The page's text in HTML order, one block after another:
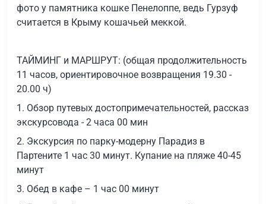
фото у памятника кошке Пенелоппе, ведь Гурзуф
считается в Крыму кошачьей меккой.
ТАЙМИНГ и МАРШРУТ: (общая продолжительность
11 часов, ориентировочное возвращения 19.30 -
20.00 ч)
1. Обзор путевых достопримечательностей, рассказ
экскурсовода - 2 часа 00 мин
2. Экскурсия по парку-модерну Парадиз в
Партените 1 час 30 минут. Купание на пляже 40-45
минут
3. Обед в кафе – 1 час 00 минут